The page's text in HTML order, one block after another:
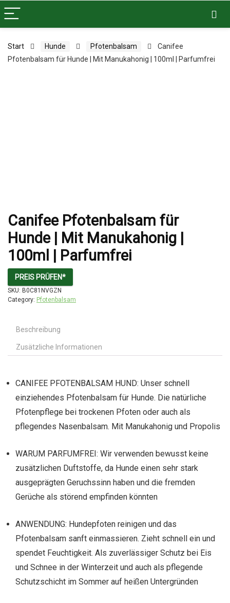
Start Hunde Pfotenbalsam
Canifee
Pfotenbalsam für Hunde | Mit Manukahonig | 100ml | Parfumfrei
Canifee Pfotenbalsam für
Hunde | Mit Manukahonig |
100ml | Parfumfrei
PREIS PRÜFEN*
SKU: B0C81NVGZN
Category: Pfotenbalsam
Beschreibung
Zusätzliche Informationen
CANIFEE PFOTENBALSAM HUND: Unser schnell
einziehendes Pfotenbalsam für Hunde. Die natürliche
Pfotenpflege bei trockenen Pfoten oder auch als
pflegendes Nasenbalsam. Mit Manukahonig und Propolis
WARUM PARFUMFREI: Wir verwenden bewusst keine
zusätzlichen Duftstoffe, da Hunde einen sehr stark
ausgeprägten Geruchssinn haben und die fremden
Gerüche als störend empfinden könnten
ANWENDUNG: Hundepfoten reinigen und das
Pfotenbalsam sanft einmassieren. Zieht schnell ein und
spendet Feuchtigkeit. Als zuverlässiger Schutz bei Eis
und Schnee in der Winterzeit und auch als pflegende
Schutzschicht im Sommer auf heißen Untergründen